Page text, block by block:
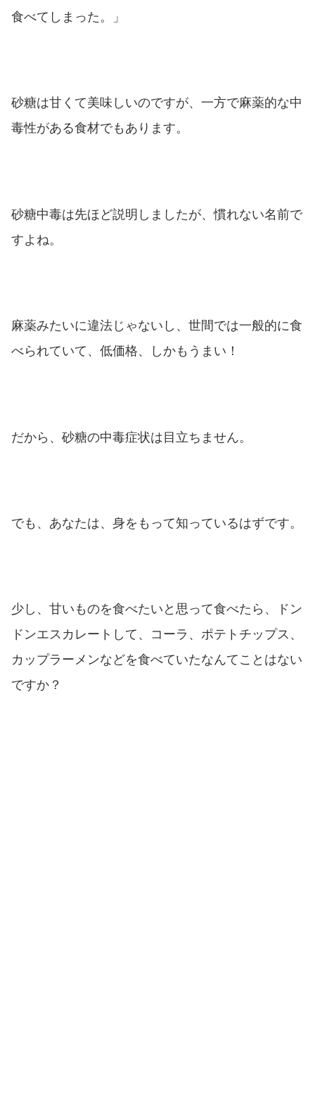
食べてしまった。」
砂糖は甘くて美味しいのですが、一方で麻薬的な中
毒性がある食材でもあります。
砂糖中毒は先ほど説明しましたが、慣れない名前で
すよね。
麻薬みたいに違法じゃないし、世間では一般的に食
べられていて、低価格、しかもうまい！
だから、砂糖の中毒症状は目立ちません。
でも、あなたは、身をもって知っているはずです。
少し、甘いものを食べたいと思って食べたら、ドン
ドンエスカレートして、コーラ、ポテトチップス、
カップラーメンなどを食べていたなんてことはない
ですか？